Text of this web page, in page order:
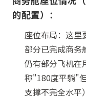
的配置）：
座位布局：这里
部分已完成商务
仍有部分飞机在
称"180度平躺"
支撑不完全水平）